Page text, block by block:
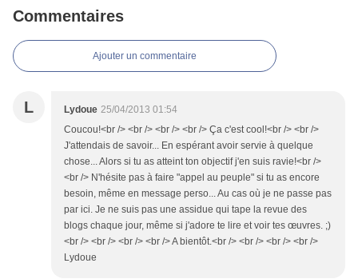
Commentaires
Ajouter un commentaire
L Lydoue 25/04/2013 01:54
Coucou!<br /> <br /> <br /> <br /> Ça c'est cool!<br /> <br />
J'attendais de savoir... En espérant avoir servie à quelque
chose... Alors si tu as atteint ton objectif j'en suis ravie!<br />
<br /> N'hésite pas à faire "appel au peuple" si tu as encore
besoin, même en message perso... Au cas où je ne passe pas
par ici. Je ne suis pas une assidue qui tape la revue des
blogs chaque jour, même si j'adore te lire et voir tes œuvres. ;)
<br /> <br /> <br /> <br /> A bientôt.<br /> <br /> <br /> <br />
Lydoue